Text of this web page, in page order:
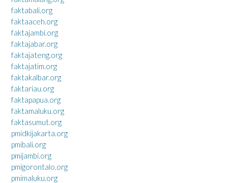
faktabali.org
faktaaceh.org
faktajambi.org
faktajabar.org
faktajateng.org
faktajatim.org
faktakalbar.org
faktariau.org
faktapapua.org
faktamaluku.org
faktasumut.org
pmidkijakarta.org
pmibali.org
pmijambi.org
pmigorontalo.org
pmimaluku.org